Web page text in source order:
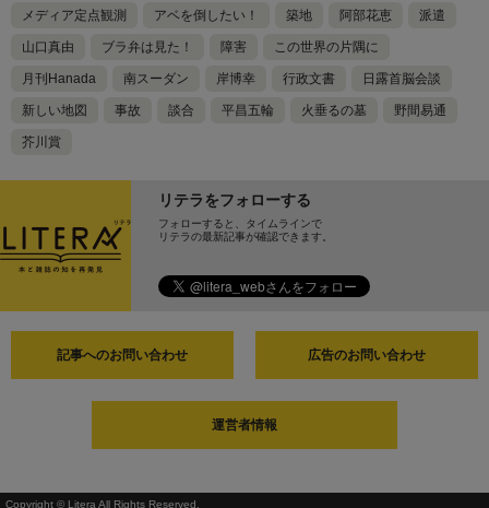
メディア定点観測 アベを倒したい！ 築地 阿部花恵 派遣
山口真由 ブラ弁は見た！ 障害 この世界の片隅に
月刊Hanada 南スーダン 岸博幸 行政文書 日露首脳会談
新しい地図 事故 談合 平昌五輪 火垂るの墓 野間易通
芥川賞
リテラをフォローする
フォローすると、タイムラインで
リテラの最新記事が確認できます。
記事へのお問い合わせ 広告のお問い合わせ
運営者情報
Copyright © Litera All Rights Reserved.